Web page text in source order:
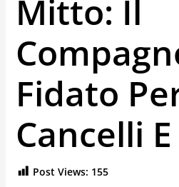
Mitto: Il
Fidato
Cancelli
Post Views: 155